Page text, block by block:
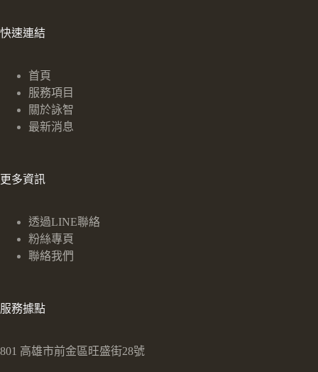
快速連結
首頁
服務項目
關於詠智
最新消息
更多資訊
透過LINE聯絡
粉絲專頁
聯絡我們
服務據點
801 高雄市前金區旺盛街28號